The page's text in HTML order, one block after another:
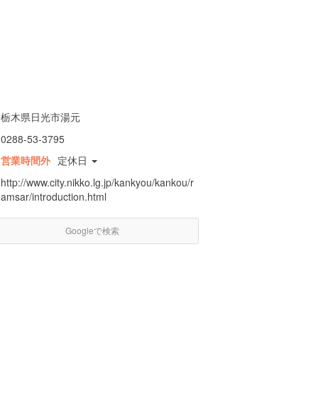
栃木県日光市湯元
0288-53-3795
営業時間外 定休日
http://www.city.nikko.lg.jp/kankyou/kankou/r
amsar/introduction.html
Googleで検索